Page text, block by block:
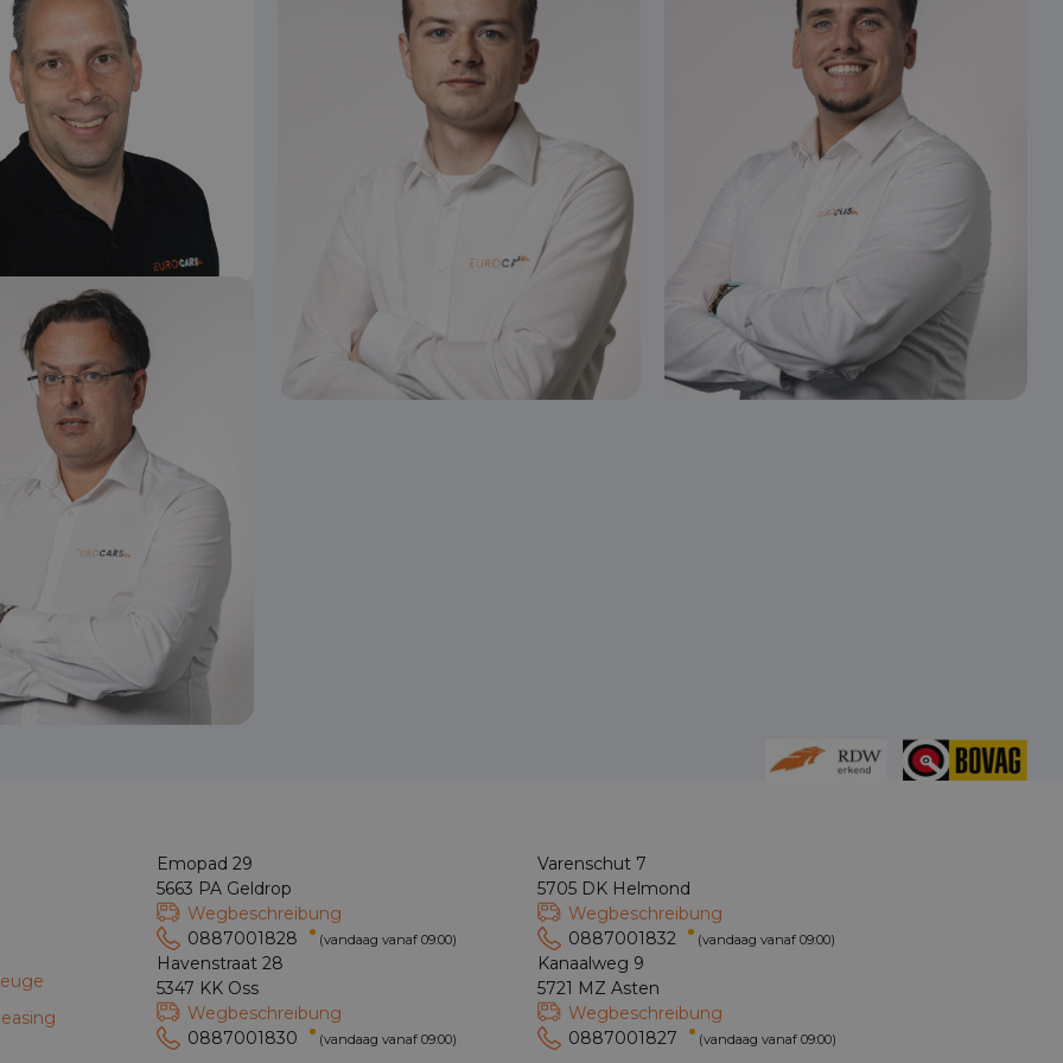
Vincent Henry
Emopad 29
5663 PA Geldrop
Wegbeschreibung
0887001828
(vandaag vanaf 09:00)
Havenstraat 28
5347 KK Oss
Wegbeschreibung
0887001830
(vandaag vanaf 09:00)
Varenschut 7
5705 DK Helmond
Wegbeschreibung
0887001832
(vandaag vanaf 09:00)
Kanaalweg 9
5721 MZ Asten
Wegbeschreibung
0887001827
(vandaag vanaf 09:00)